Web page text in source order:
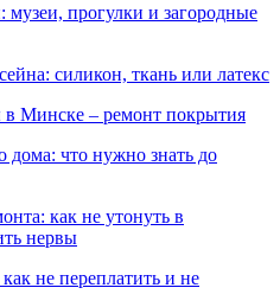
прогулки и загородные
силикон, ткань или латекс
в Минске – ремонт покрытия
дома: что нужно знать до
как не утонуть в
нервы
не переплатить и не